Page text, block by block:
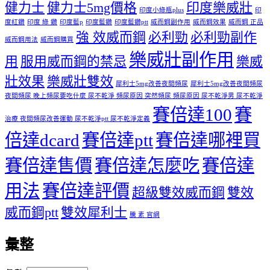
健力士 健力士5mg價格 印度小綠瓶plus 印度樂威壯 印
度紅鑽 印度 綠 鑽 印度藍p 印度藍鑽 印度藍鑽ptt 威而鋼副作用 威而鋼效果 威而鋼 正品
威而鋼用法 威而鋼購買 強 效威而鋼 必利勁 必利勁副作
用 服用威而鋼的禁忌 樂威壯副作用 樂威
壯效果 樂威壯雙效 犀利士5mg改善夜間頻尿 犀利士5mg改善夜間頻尿
夜間頻尿 晚上頻尿要吃什麼 尿不乾淨 頻尿原因 突然頻尿 頻尿原因 尿不乾淨男 尿不乾淨
治療 夜間頻尿改善運動 尿不乾淨ptt 尿不乾淨定義 賽倍達100賽
倍達dcard 賽倍達ptt賽倍達哪裡買
賽倍達售價 賽倍達怎麼吃賽倍達
用法賽倍達評價 超級雙效威而鋼 雙效
威而鋼ptt 雙效犀利士 騰 素 官網
彙整